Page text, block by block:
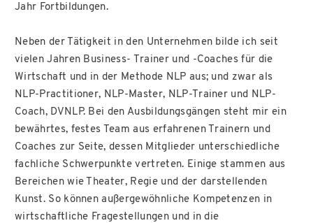
Jahr Fortbildungen.
Neben der Tätigkeit in den Unternehmen bilde ich seit
vielen Jahren Business- Trainer und -Coaches für die
Wirtschaft und in der Methode NLP aus; und zwar als
NLP-Practitioner, NLP-Master, NLP-Trainer und NLP-
Coach, DVNLP. Bei den Ausbildungsgängen steht mir ein
bewährtes, festes Team aus erfahrenen Trainern und
Coaches zur Seite, dessen Mitglieder unterschiedliche
fachliche Schwerpunkte vertreten. Einige stammen aus
Bereichen wie Theater, Regie und der darstellenden
Kunst. So können außergewöhnliche Kompetenzen in
wirtschaftliche Fragestellungen und in die